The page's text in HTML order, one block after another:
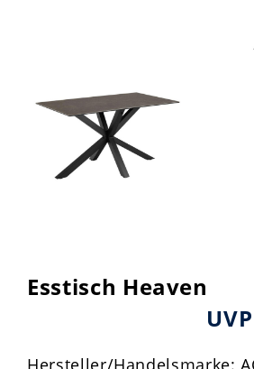
Esstisch Heaven
UVP
Hersteller/Handelsmarke: